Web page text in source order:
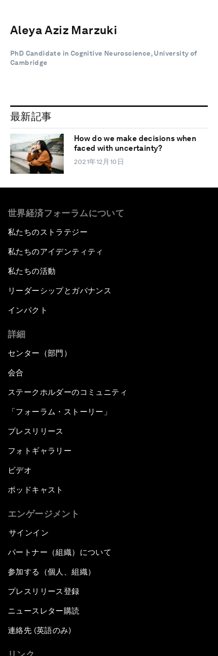
Aleya Aziz Marzuki
PhD Candidate in Cognitive Neuroscience, University of
Cambridge
最新記事
How do we make decisions when
faced with uncertainty?
2021年12月10日
世界経済フォーラムについて
私たちのストラテジー
私たちのアイデンティティ
私たちの活動
リーダーシップとガバナンス
インパクト
詳細
センター（部門）
会合
ステークホルダーのコミュニティ
「フォーラム・ストーリー」
プレスリリース
フォトギャラリー
ビデオ
ポッドキャスト
エンゲージメント
サインイン
パートナー（組織）について
参加する（個人、組織）
プレスリリース登録
ニュースレター購読
連絡先 (英語のみ)